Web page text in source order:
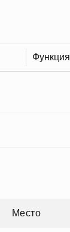
Функция
Место